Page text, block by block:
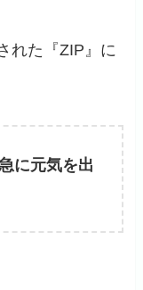
れた『ZIP』に
に元気を出